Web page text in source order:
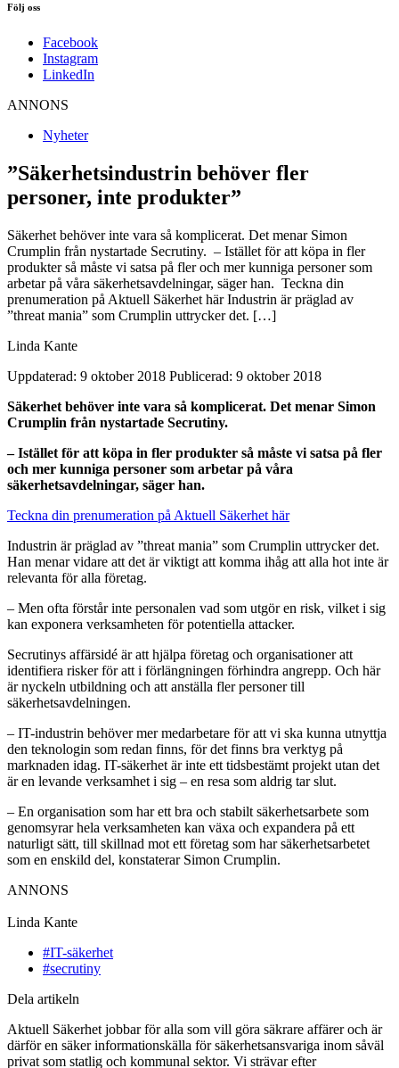
Följ oss
Facebook
Instagram
LinkedIn
ANNONS
Nyheter
”Säkerhetsindustrin behöver fler
personer, inte produkter”
Säkerhet behöver inte vara så komplicerat. Det menar Simon
Crumplin från nystartade Secrutiny. – Istället för att köpa in fler
produkter så måste vi satsa på fler och mer kunniga personer som
arbetar på våra säkerhetsavdelningar, säger han. Teckna din
prenumeration på Aktuell Säkerhet här Industrin är präglad av
”threat mania” som Crumplin uttrycker det. […]
Linda Kante
Uppdaterad: 9 oktober 2018 Publicerad: 9 oktober 2018
Säkerhet behöver inte vara så komplicerat. Det menar Simon
Crumplin från nystartade Secrutiny.
– Istället för att köpa in fler produkter så måste vi satsa på fler
och mer kunniga personer som arbetar på våra
säkerhetsavdelningar, säger han.
Teckna din prenumeration på Aktuell Säkerhet här
Industrin är präglad av ”threat mania” som Crumplin uttrycker det.
Han menar vidare att det är viktigt att komma ihåg att alla hot inte är
relevanta för alla företag.
– Men ofta förstår inte personalen vad som utgör en risk, vilket i sig
kan exponera verksamheten för potentiella attacker.
Secrutinys affärsidé är att hjälpa företag och organisationer att
identifiera risker för att i förlängningen förhindra angrepp. Och här
är nyckeln utbildning och att anställa fler personer till
säkerhetsavdelningen.
– IT-industrin behöver mer medarbetare för att vi ska kunna utnyttja
den teknologin som redan finns, för det finns bra verktyg på
marknaden idag. IT-säkerhet är inte ett tidsbestämt projekt utan det
är en levande verksamhet i sig – en resa som aldrig tar slut.
– En organisation som har ett bra och stabilt säkerhetsarbete som
genomsyrar hela verksamheten kan växa och expandera på ett
naturligt sätt, till skillnad mot ett företag som har säkerhetsarbetet
som en enskild del, konstaterar Simon Crumplin.
ANNONS
Linda Kante
#IT-säkerhet
#secrutiny
Dela artikeln
Aktuell Säkerhet jobbar för alla som vill göra säkrare affärer och är
därför en säker informationskälla för säkerhetsansvariga inom såväl
privat som statlig och kommunal sektor. Vi strävar efter